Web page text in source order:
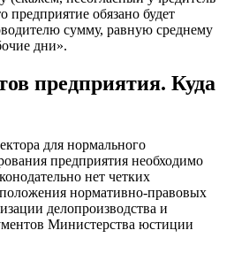
предприятие обязано будет
сумму, равную среднему
дни».
предприятия. Куда
для нормального
предприятия необходимо
нет четких
нормативно-правовых
делопроизводства и
Министерства юстиции